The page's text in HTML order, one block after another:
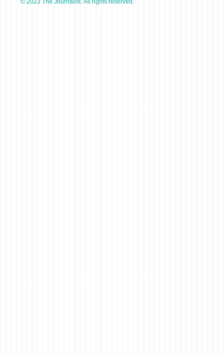
© 2023 The Journalist. All rights reserved.